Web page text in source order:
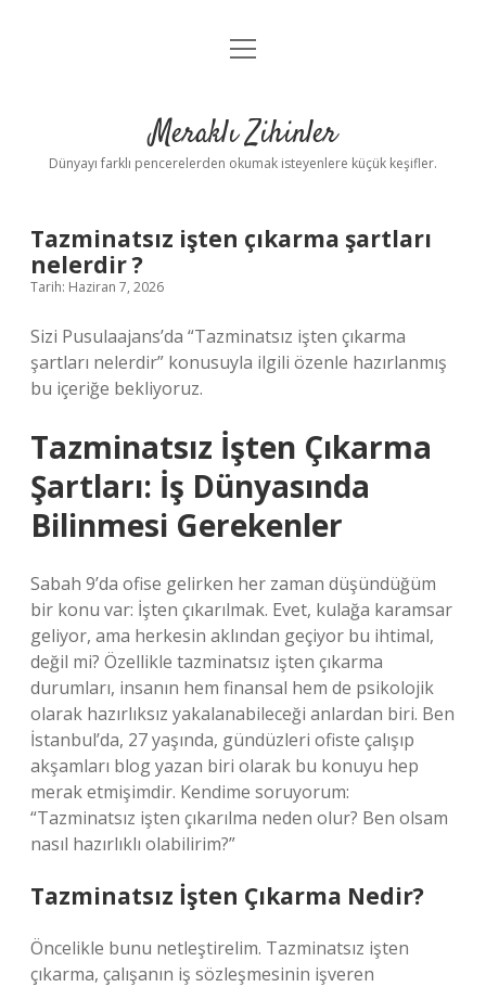
Anasayfa
Yasal Uyarı
menüyü
Meraklı Zihinler
Dünyayı farklı pencerelerden okumak isteyenlere küçük keşifler.
Tazminatsız işten çıkarma şartları
nelerdir ?
Tarih: Haziran 7, 2026
Sizi Pusulaajans’da “Tazminatsız işten çıkarma
şartları nelerdir” konusuyla ilgili özenle hazırlanmış
bu içeriğe bekliyoruz.
Tazminatsız İşten Çıkarma
Şartları: İş Dünyasında
Bilinmesi Gerekenler
Sabah 9’da ofise gelirken her zaman düşündüğüm
bir konu var: İşten çıkarılmak. Evet, kulağa karamsar
geliyor, ama herkesin aklından geçiyor bu ihtimal,
değil mi? Özellikle tazminatsız işten çıkarma
durumları, insanın hem finansal hem de psikolojik
olarak hazırlıksız yakalanabileceği anlardan biri. Ben
İstanbul’da, 27 yaşında, gündüzleri ofiste çalışıp
akşamları blog yazan biri olarak bu konuyu hep
merak etmişimdir. Kendime soruyorum:
“Tazminatsız işten çıkarılma neden olur? Ben olsam
nasıl hazırlıklı olabilirim?”
Tazminatsız İşten Çıkarma Nedir?
Öncelikle bunu netleştirelim. Tazminatsız işten
çıkarma, çalışanın iş sözleşmesinin işveren